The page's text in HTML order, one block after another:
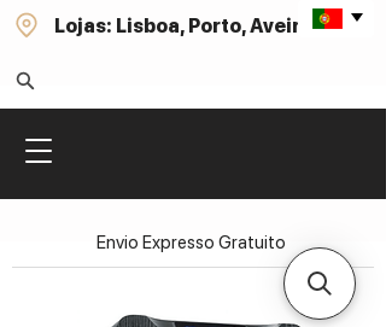
Lojas: Lisboa, Porto, Aveiro
Envio Expresso Gratuito